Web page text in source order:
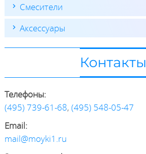
Смесители
Аксессуары
Контакты
Телефоны:
(495) 739-61-68, (495) 548-05-47
Email:
mail@moyki1.ru